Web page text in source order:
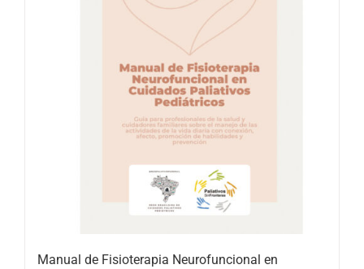
Manual de Fisioterapia Neurofuncional en